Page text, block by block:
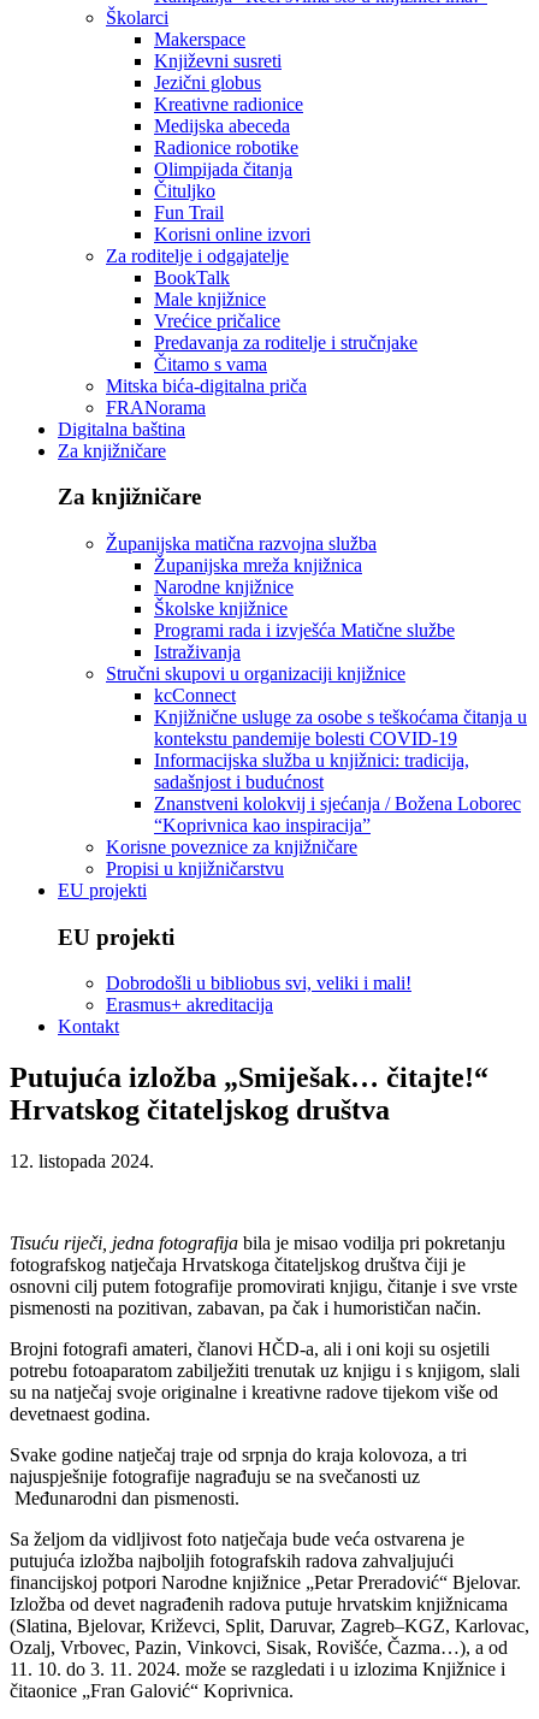
Školarci
Makerspace
Književni susreti
Jezični globus
Kreativne radionice
Medijska abeceda
Radionice robotike
Olimpijada čitanja
Čituljko
Fun Trail
Korisni online izvori
Za roditelje i odgajatelje
BookTalk
Male knjižnice
Vrećice pričalice
Predavanja za roditelje i stručnjake
Čitamo s vama
Mitska bića-digitalna priča
FRANorama
Digitalna baština
Za knjižničare
Za knjižničare
Županijska matična razvojna služba
Županijska mreža knjižnica
Narodne knjižnice
Školske knjižnice
Programi rada i izvješća Matične službe
Istraživanja
Stručni skupovi u organizaciji knjižnice
kcConnect
Knjižnične usluge za osobe s teškoćama čitanja u
kontekstu pandemije bolesti COVID-19
Informacijska služba u knjižnici: tradicija,
sadašnjost i budućnost
Znanstveni kolokvij i sjećanja / Božena Loborec
“Koprivnica kao inspiracija”
Korisne poveznice za knjižničare
Propisi u knjižničarstvu
EU projekti
EU projekti
Dobrodošli u bibliobus svi, veliki i mali!
Erasmus+ akreditacija
Kontakt
Putujuća izložba „Smiješak… čitajte!“
Hrvatskog čitateljskog društva
12. listopada 2024.
Tisuću riječi, jedna fotografija bila je misao vodilja pri pokretanju
fotografskog natječaja Hrvatskoga čitateljskog društva čiji je
osnovni cilj putem fotografije promovirati knjigu, čitanje i sve vrste
pismenosti na pozitivan, zabavan, pa čak i humorističan način.
Brojni fotografi amateri, članovi HČD-a, ali i oni koji su osjetili
potrebu fotoaparatom zabilježiti trenutak uz knjigu i s knjigom, slali
su na natječaj svoje originalne i kreativne radove tijekom više od
devetnaest godina.
Svake godine natječaj traje od srpnja do kraja kolovoza, a tri
najuspješnije fotografije nagrađuju se na svečanosti uz
Međunarodni dan pismenosti.
Sa željom da vidljivost foto natječaja bude veća ostvarena je
putujuća izložba najboljih fotografskih radova zahvaljujući
financijskoj potpori Narodne knjižnice „Petar Preradović“ Bjelovar.
Izložba od devet nagrađenih radova putuje hrvatskim knjižnicama
(Slatina, Bjelovar, Križevci, Split, Daruvar, Zagreb–KGZ, Karlovac,
Ozalj, Vrbovec, Pazin, Vinkovci, Sisak, Rovišće, Čazma…), a od
11. 10. do 3. 11. 2024. može se razgledati i u izlozima Knjižnice i
čitaonice „Fran Galović“ Koprivnica.